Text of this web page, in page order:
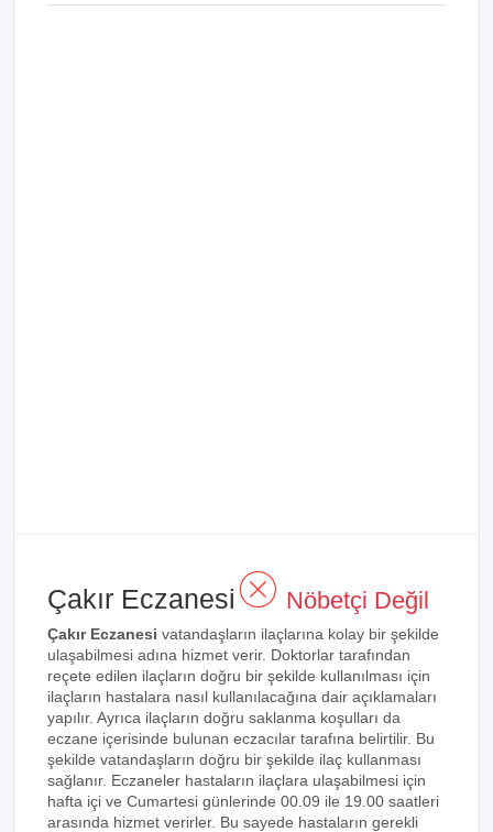
Çakır Eczanesi Nöbetçi Değil
Çakır Eczanesi vatandaşların ilaçlarına kolay bir şekilde
ulaşabilmesi adına hizmet verir. Doktorlar tarafından
reçete edilen ilaçların doğru bir şekilde kullanılması için
ilaçların hastalara nasıl kullanılacağına dair açıklamaları
yapılır. Ayrıca ilaçların doğru saklanma koşulları da
eczane içerisinde bulunan eczacılar tarafına belirtilir. Bu
şekilde vatandaşların doğru bir şekilde ilaç kullanması
sağlanır. Eczaneler hastaların ilaçlara ulaşabilmesi için
hafta içi ve Cumartesi günlerinde 00.09 ile 19.00 saatleri
arasında hizmet verirler. Bu sayede hastaların gerekli